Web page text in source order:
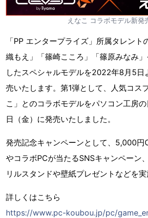
えなこ コラボモデル新発
「PP エンタープライズ」所属タレント
織もえ」「篠崎こころ」「篠原みなみ
したスペシャルモデルを2022年8月5日
売いたします。第1弾として、人気コス
こ」とのコラボモデルをパソコン工房
日（金）に発売いたしました。
発売記念キャンペーンとして、5,000円
やコラボPCが当たるSNSキャンペーン
リルスタンドや壁紙プレゼントなどを実
詳しくはこちら
https://www.pc-koubou.jp/pc/